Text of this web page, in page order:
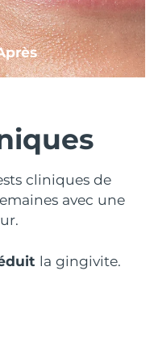
cliniques de
avec une
la gingivite.